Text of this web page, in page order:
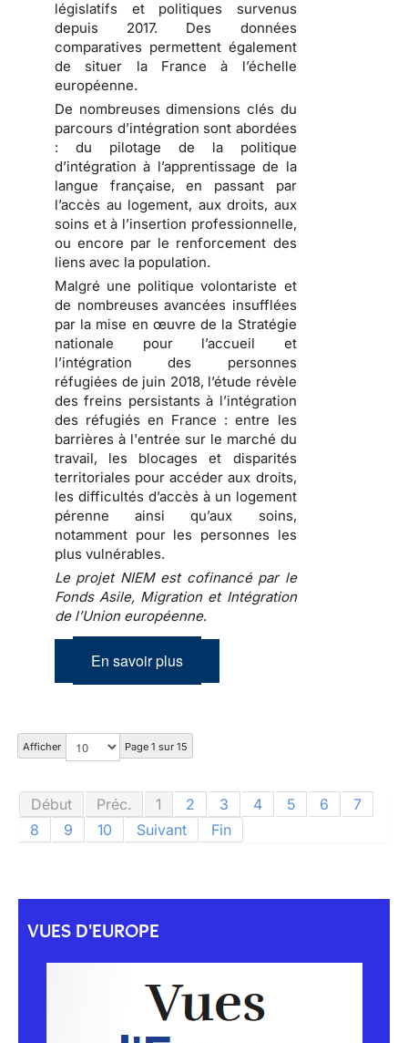
législatifs et politiques survenus
depuis 2017. Des données
comparatives permettent également
de situer la France à l’échelle
européenne.
De nombreuses dimensions clés du
parcours d’intégration sont abordées
: du pilotage de la politique
d’intégration à l’apprentissage de la
langue française, en passant par
l’accès au logement, aux droits, aux
soins et à l’insertion professionnelle,
ou encore par le renforcement des
liens avec la population.
Malgré une politique volontariste et
de nombreuses avancées insufflées
par la mise en œuvre de la Stratégie
nationale pour l’accueil et
l’intégration des personnes
réfugiées de juin 2018, l’étude révèle
des freins persistants à l’intégration
des réfugiés en France : entre les
barrières à l'entrée sur le marché du
travail, les blocages et disparités
territoriales pour accéder aux droits,
les difficultés d’accès à un logement
pérenne ainsi qu’aux soins,
notamment pour les personnes les
plus vulnérables.
Le projet NIEM est cofinancé par le
Fonds Asile, Migration et Intégration
de l’Union européenne.
En savoir plus
Afficher Page 1 sur 15
Début Préc. 1 2 3 4 5 6
7
8
9 10 Suivant Fin
VUES D'EUROPE